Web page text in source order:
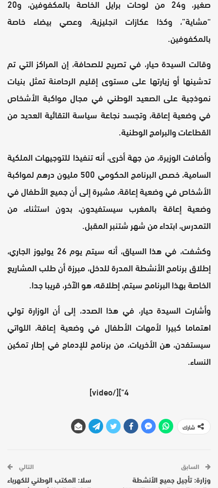
صغير، و24 من لوحات برايل الخاصة بالمكفوفين، و20
“مشاية”، وكذا عكازات انجليزية، وعصي بيضاء خاصة
بالمكفوفين.
وقالت السيدة حيار، في تصريح للصحافة، إن المراكز التي تم
تدشينها أو زيارتها على مستوى إقليم الرحامنة تمثل بنيات
نموذجية على الصعيد الوطني في مجال مواكبة الأشخاص
في وضعية إعاقة، وتجسد نجاعة سياسة التقائية العديد من
القطاعات والبرامج الوطنية.
وأضافت الوزيرة، من جهة أخرى، أنه تنفيذا للتوجيهات الملكية
السامية، خصص البرنامج الحكومي 500 مليون درهم لمواكبة
الأشخاص في وضعية إعاقة، مشيرة إلى أن جميع الأطفال في
وضعية إعاقة بالمغرب سيستفيدون، بدون استثناء، من
التمدرس، ابتداء من شهر شتنبر المقبل.
وكشفت، في هذا السياق، أنه سيتم يوم 26 يوليوز الجاري،
إطلاق برنامج الأنشطة المدرة للدخل، مبرزة أن طلب المشاريع
الخاصة بهذا البرنامج سيتم، إطلاقه، هو الآخر، قريبا جدا.
وأشارت السيدة حيار، في هذا الصدد، إلى أن الوزارة تولي
اهتماما كبيرا لأمهات الأطفال في وضعية إعاقة، اللواتي
سيستفدن، هن الأخريات، من برنامج للإدماج في إطار تمكين
النساء.
4"][/video]
شارك
السابق
وزارة: تأجيل جميع الأنشطة
التالي
سلا: المكتب الوطني للكهرباء